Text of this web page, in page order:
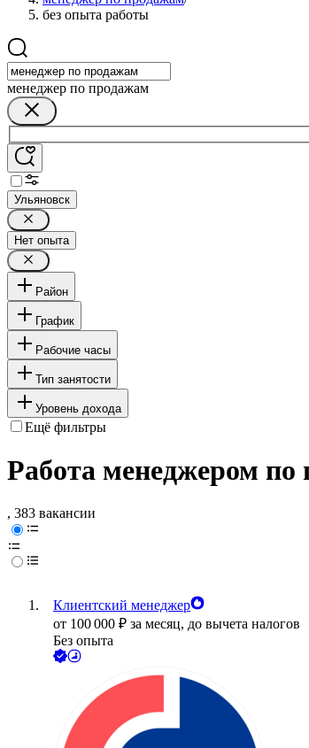
без опыта работы
менеджер по продажам
Ульяновск
Нет опыта
Район
График
Рабочие часы
Тип занятости
Уровень дохода
Ещё фильтры
Работа менеджером по
, 383 вакансии
Клиентский менеджер
от 100 000 ₽ за месяц, до вычета налогов
Без опыта